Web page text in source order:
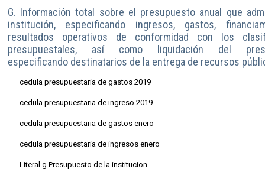
G. Información total sobre el presupuesto anual que
institución, especificando ingresos, gastos,
resultados operativos de conformidad con los
presupuestales, así como liquidación del
especificando destinatarios de la entrega de recursos
cedula presupuestaria de gastos 2019
cedula presupuestaria de ingreso 2019
cedula presupuestaria de gastos enero
cedula presupuestaria de ingresos enero
Literal g Presupuesto de la institucion